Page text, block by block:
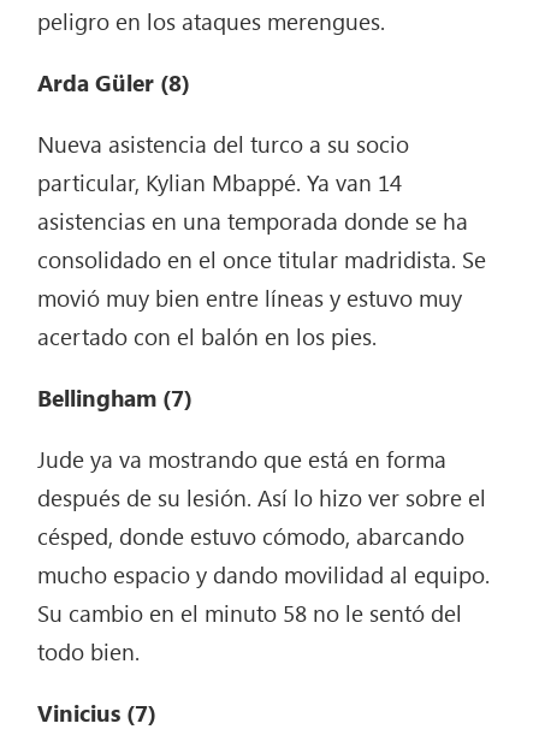
peligro en los ataques merengues.
Arda Güler (8)
Nueva asistencia del turco a su socio
particular, Kylian Mbappé. Ya van 14
asistencias en una temporada donde se ha
consolidado en el once titular madridista. Se
movió muy bien entre líneas y estuvo muy
acertado con el balón en los pies.
Bellingham (7)
Jude ya va mostrando que está en forma
después de su lesión. Así lo hizo ver sobre el
césped, donde estuvo cómodo, abarcando
mucho espacio y dando movilidad al equipo.
Su cambio en el minuto 58 no le sentó del
todo bien.
Vinicius (7)